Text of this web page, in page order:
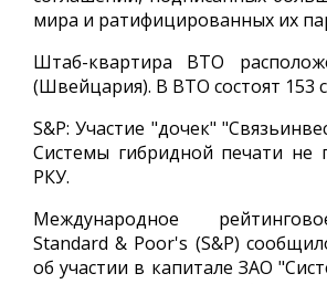
мира и ратифицированных их
Штаб-квартира ВТО
(Швейцария). В ВТО состоят 153
S&P: Участие "дочек"
Системы гибридной печати не
РКУ.
Международное
Standard & Poor's (S&P)
об участии в капитале ЗАО